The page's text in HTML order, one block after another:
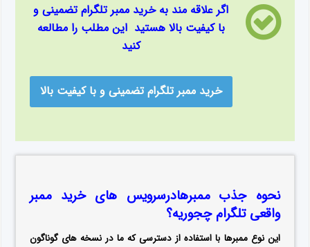
اگر علاقه مند به خرید ممبر تلگرام تضمینی و
با کیفیت بالا هستید این مطلب را مطالعه
کنید
خرید ممبر تلگرام تضمینی و با کیفیت بالا
نحوه جذب ممبرهادرسرویس هایخرید ممبر
واقعی تلگرام چجوریه؟
این نوع ممبرها با استفاده از دسترسی که ما در نسخه های گوناگون